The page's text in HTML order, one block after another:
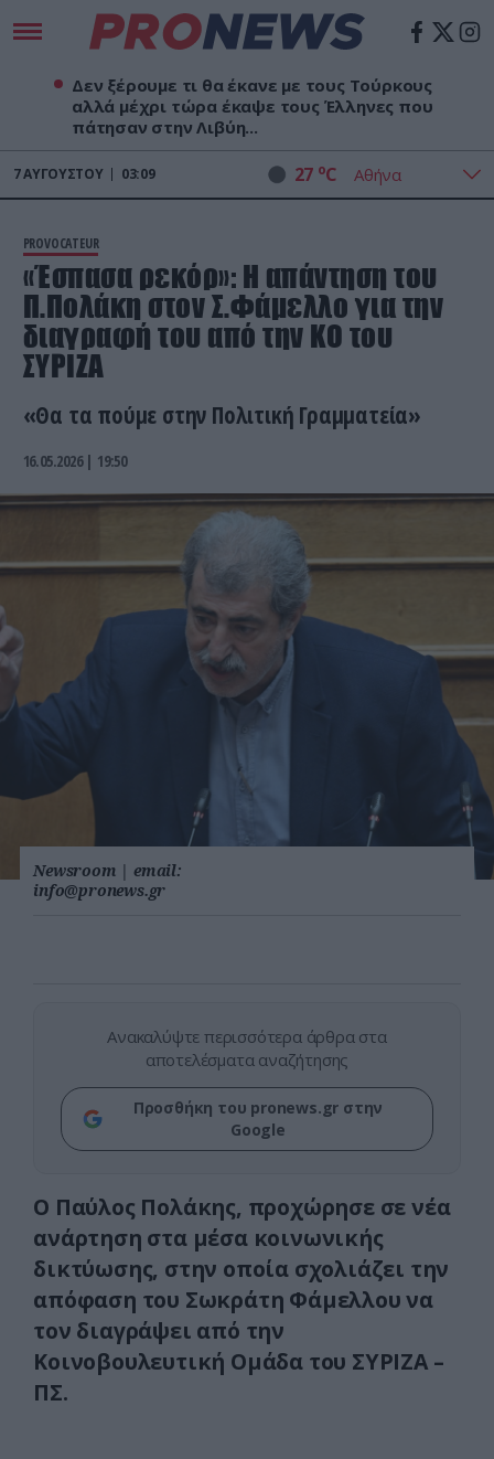
Δεν ξέρουμε τι θα έκανε με τους Τούρκους
αλλά μέχρι τώρα έκαψε τους Έλληνες που
πάτησαν στην Λιβύη...
7ΑΥΓΟΎΣΤΟΥ 03:09 27 oC
PROVOCATEUR
«Έσπασα ρεκόρ»: Η απάντηση του
Π.Πολάκη στον Σ.Φάμελλο για την
διαγραφή του από την ΚΟ του
ΣΥΡΙΖΑ
«Θα τα πούμε στην Πολιτική Γραμματεία»
16.05.2026 | 19:50
Newsroom | email:
info@pronews.gr
Ανακαλύψτε περισσότερα άρθρα στα
αποτελέσματα αναζήτησης
Προσθήκη του pronews.gr στην
Google
Ο Παύλος Πολάκης, προχώρησε σε νέα
ανάρτηση στα μέσα κοινωνικής
δικτύωσης, στην οποία σχολιάζει την
απόφαση του Σωκράτη Φάμελλου να
τον διαγράψει από την
Κοινοβουλευτική Ομάδα του ΣΥΡΙΖΑ –
ΠΣ.